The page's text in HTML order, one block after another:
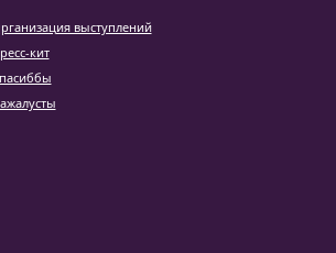
выступлений
кит